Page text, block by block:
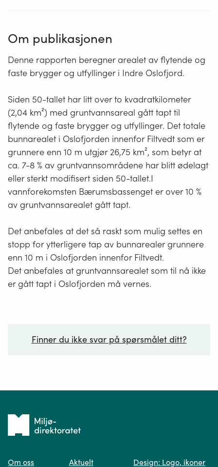
Om publikasjonen
Denne rapporten beregner arealet av flytende og
faste brygger og utfyllinger i Indre Oslofjord.
Siden 50-tallet har litt over to kvadratkilometer
(2,04 km²) med gruntvannsareal gått tapt til
flytende og faste brygger og utfyllinger. Det totale
bunnarealet i Oslofjorden innenfor Filtvedt som er
grunnere enn 10 m utgjør 26,75 km², som betyr at
ca. 7-8 % av gruntvannsområdene har blitt ødelagt
eller sterkt modifisert siden 50-tallet.I
vannforekomsten Bærumsbassenget er over 10 %
av gruntvannsarealet gått tapt.
Det anbefales at det så raskt som mulig settes en
stopp for ytterligere tap av bunnarealer grunnere
enn 10 m i Oslofjorden innenfor Filtvedt.
Det anbefales at gruntvannsarealet som til nå ikke
er gått tapt i Oslofjorden må vernes.
Finner du ikke svar på spørsmålet ditt?
Tilbake
forsiden
Om oss Aktuelt Design: Logo, ikoner